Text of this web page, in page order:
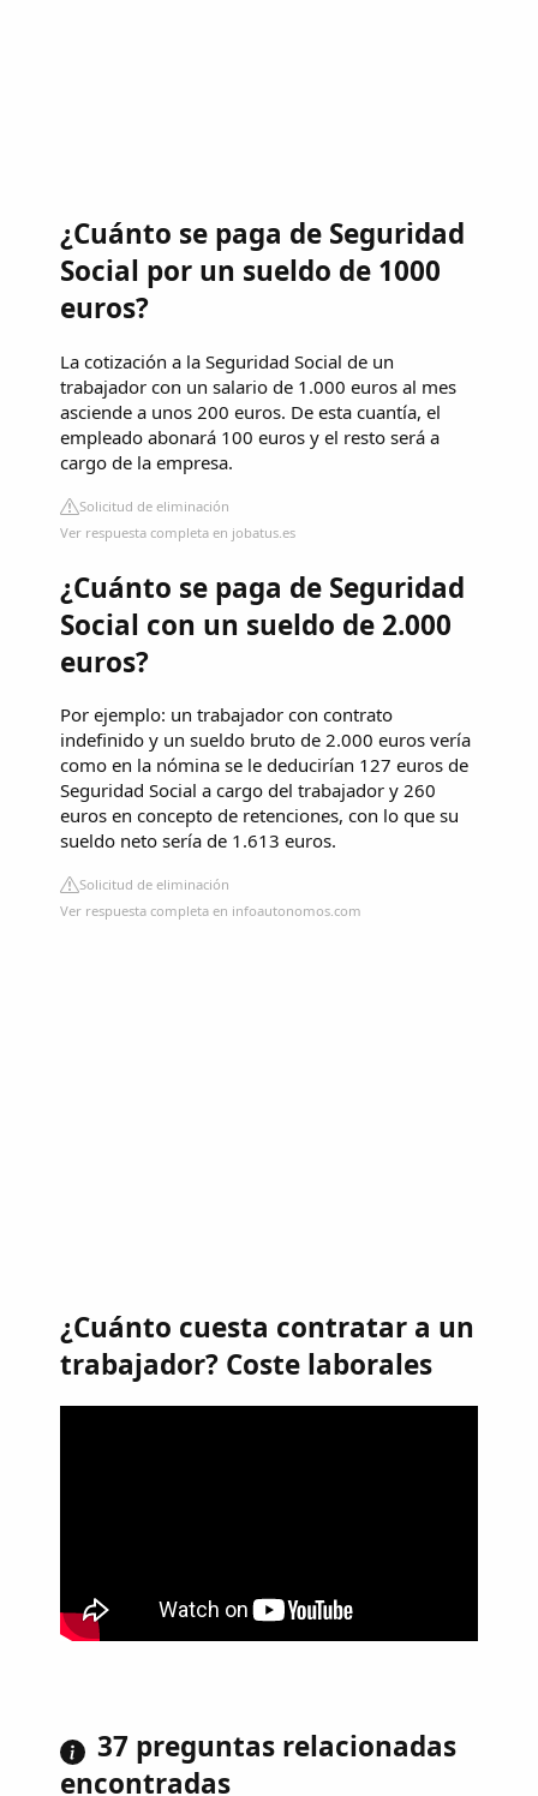
¿Cuánto se paga de Seguridad
Social por un sueldo de 1000
euros?
La cotización a la Seguridad Social de un
trabajador con un salario de 1.000 euros al mes
asciende a unos 200 euros. De esta cuantía, el
empleado abonará 100 euros y el resto será a
cargo de la empresa.
Solicitud de eliminación
Ver respuesta completa en jobatus.es
¿Cuánto se paga de Seguridad
Social con un sueldo de 2.000
euros?
Por ejemplo: un trabajador con contrato
indefinido y un sueldo bruto de 2.000 euros vería
como en la nómina se le deducirían 127 euros de
Seguridad Social a cargo del trabajador y 260
euros en concepto de retenciones, con lo que su
sueldo neto sería de 1.613 euros.
Solicitud de eliminación
Ver respuesta completa en infoautonomos.com
¿Cuánto cuesta contratar a un
trabajador? Coste laborales
37 preguntas relacionadas
encontradas